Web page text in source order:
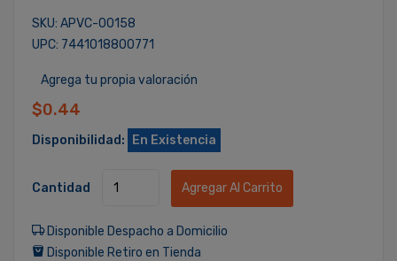
SKU: APVC-00158
UPC: 7441018800771
Agrega tu propia valoración
$0.44
Disponibilidad: En Existencia
Cantidad Agregar Al Carrito
Disponible Despacho a Domicilio
Disponible Retiro en Tienda